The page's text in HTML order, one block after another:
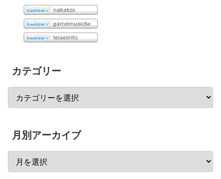
カテゴリー
月別アーカイブ